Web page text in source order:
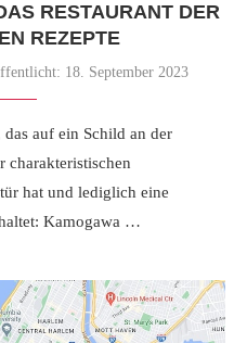
RESTAURANT DER
REZEPTE
18. September 2023
auf ein Schild an der
charakteristischen
hat und lediglich eine
Kamogawa …